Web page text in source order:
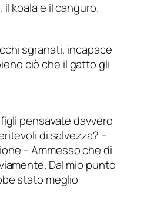
il koala e il canguro.
sgranati, incapace
ciò che il gatto gli
pensavate davvero
di salvezza? –
–Ammesso che di
Dal mio punto
stato meglio